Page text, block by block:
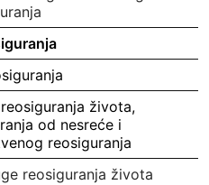
života,
od nesreće i
reosiguranja
reosiguranja života